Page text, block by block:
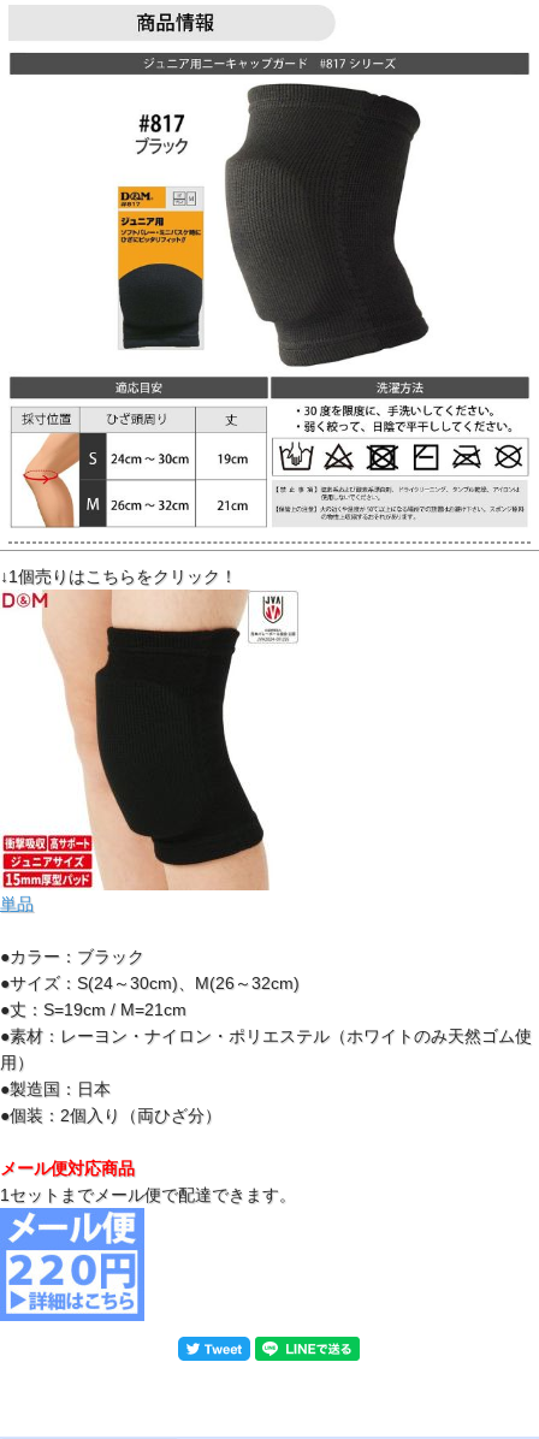
↓1個売りはこちらをクリック！
単品
●カラー：ブラック
●サイズ：S(24～30cm)、M(26～32cm)
●丈：S=19cm / M=21cm
●素材：レーヨン・ナイロン・ポリエステル（ホワイトのみ天然ゴム使
用）
●製造国：日本
●個装：2個入り（両ひざ分）
メール便対応商品
1セットまでメール便で配達できます。